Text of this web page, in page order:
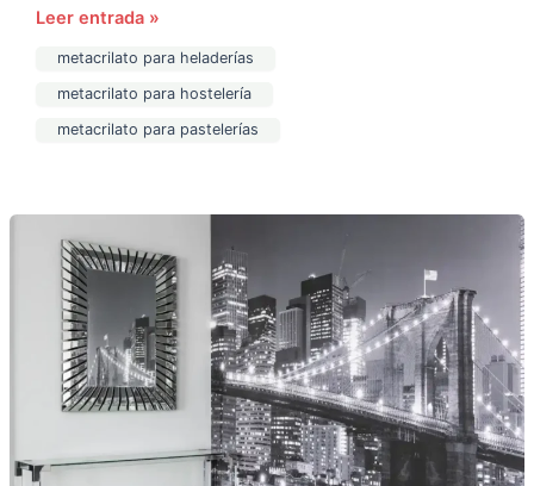
Leer entrada »
metacrilato para heladerías
metacrilato para hostelería
metacrilato para pastelerías
paredes
con
metacrilato